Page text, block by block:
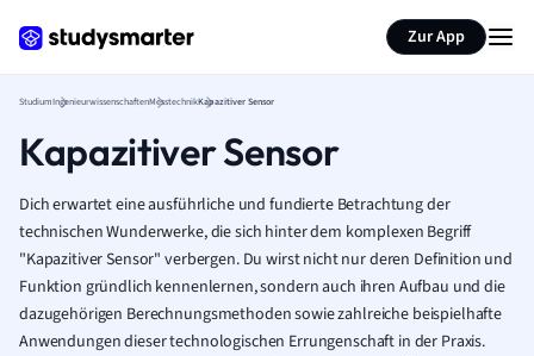
Zur App
StudiumIngenieurwissenschaftenMesstechnikKapazitiver Sensor
Kapazitiver Sensor
Dich erwartet eine ausführliche und fundierte Betrachtung der
technischen Wunderwerke, die sich hinter dem komplexen Begriff
"Kapazitiver Sensor" verbergen. Du wirst nicht nur deren Definition und
Funktion gründlich kennenlernen, sondern auch ihren Aufbau und die
dazugehörigen Berechnungsmethoden sowie zahlreiche beispielhafte
Anwendungen dieser technologischen Errungenschaft in der Praxis.